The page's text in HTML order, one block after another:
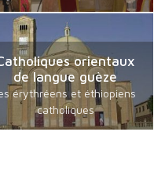
orientaux
de langue guèze
érythréens et éthiopiens
catholiques